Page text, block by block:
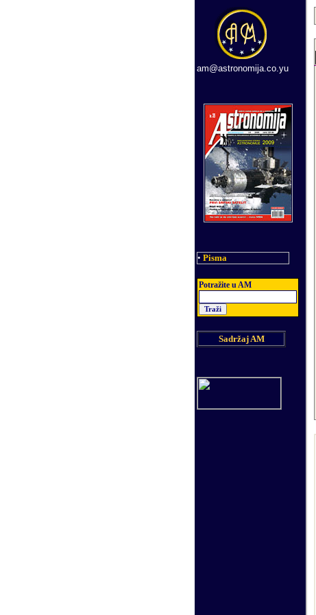
am@astronomija.co.yu
• Pisma
Potražite u AM
Sadržaj AM